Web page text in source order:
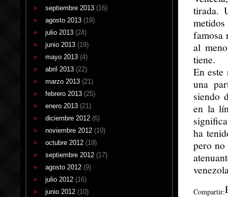
septiembre 2013 (16)
agosto 2013 (19)
julio 2013 (24)
junio 2013 (19)
mayo 2013 (4)
abril 2013 (22)
marzo 2013 (21)
febrero 2013 (25)
enero 2013 (21)
diciembre 2012 (6)
noviembre 2012 (10)
octubre 2012 (19)
septiembre 2012 (17)
agosto 2012 (9)
julio 2012 (16)
junio 2012 (10)
tirada.
famosa
al
tiene.
En este
una
siendo
en la
ha
pero no
Compartir: